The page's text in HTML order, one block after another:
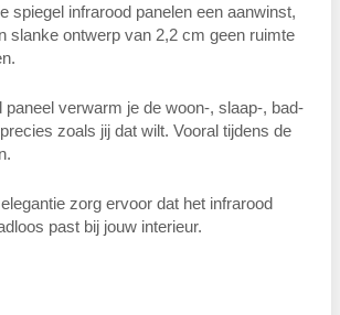
spiegel infrarood panelen een aanwinst,
slanke ontwerp van 2,2 cm geen ruimte
paneel verwarm je de woon-, slaap-, bad-
zoals jij dat wilt. Vooral tijdens de
zorg ervoor dat het infrarood
past bij jouw interieur.